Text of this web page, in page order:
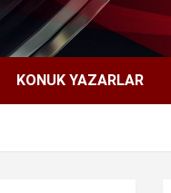
KONUK YAZARLAR